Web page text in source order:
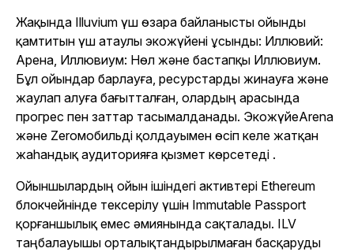
Жақында Illuvium үш өзара байланысты ойынды
қамтитын үш атаулы экожүйені ұсынды: Иллювий:
Арена, Иллювиум: Нөл және бастапқы Иллювиум.
Бұл ойындар барлауға, ресурстарды жинауға және
жаулап алуға бағытталған, олардың арасында
прогрес пен заттар тасымалданады. ЭкожүйеArena
және Zeroмобильді қолдауымен өсіп келе жатқан
жаһандық аудиторияға қызмет көрсетеді .
Ойыншылардың ойын ішіндегі активтері Ethereum
блокчейнінде тексерілу үшін Immutable Passport
қорғаншылық емес әмиянында сақталады. ILV
таңбалауышы орталықтандырылмаған басқаруды